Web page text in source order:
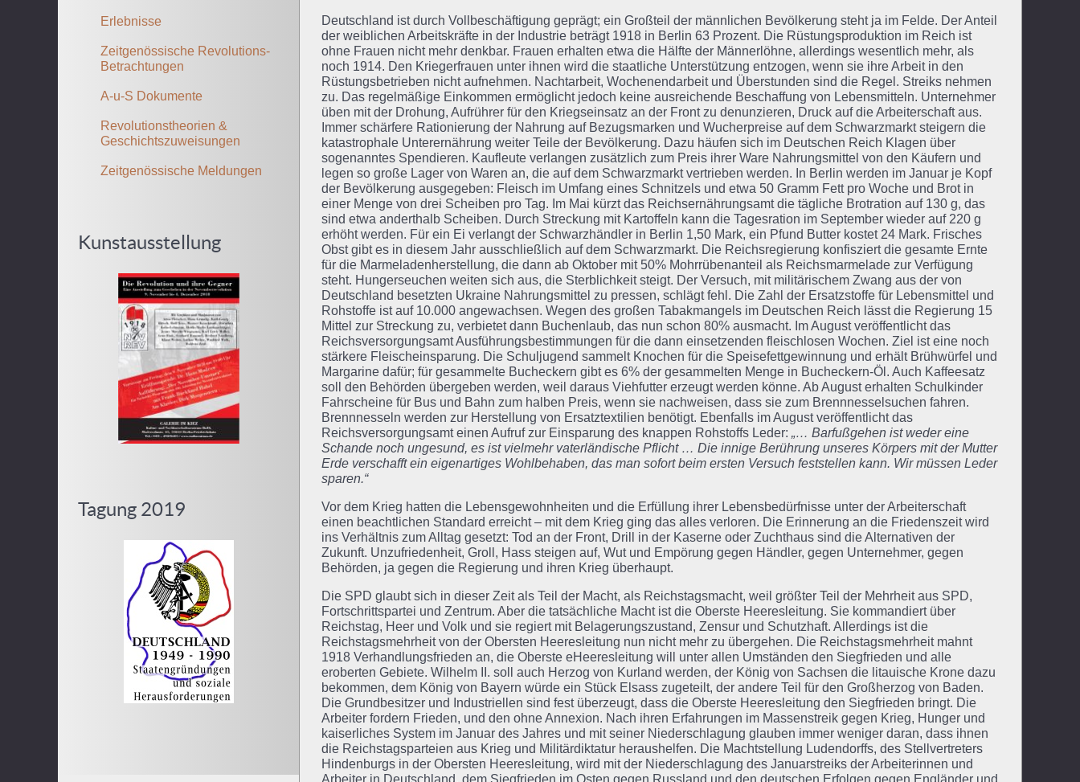
Erlebnisse
Zeitgenössische Revolutions-
Betrachtungen
A-u-S Dokumente
Revolutionstheorien &
Geschichtszuweisungen
Zeitgenössische Meldungen
Kunstausstellung
Tagung 2019
Deutschland ist durch Vollbeschäftigung geprägt; ein Großteil der männlichen Bevölkerung steht ja im Felde. Der Anteil
der weiblichen Arbeitskräfte in der Industrie beträgt 1918 in Berlin 63 Prozent. Die Rüstungsproduktion im Reich ist
ohne Frauen nicht mehr denkbar. Frauen erhalten etwa die Hälfte der Männerlöhne, allerdings wesentlich mehr, als
noch 1914. Den Kriegerfrauen unter ihnen wird die staatliche Unterstützung entzogen, wenn sie ihre Arbeit in den
Rüstungsbetrieben nicht aufnehmen. Nachtarbeit, Wochenendarbeit und Überstunden sind die Regel. Streiks nehmen
zu. Das regelmäßige Einkommen ermöglicht jedoch keine ausreichende Beschaffung von Lebensmitteln. Unternehmer
üben mit der Drohung, Aufrührer für den Kriegseinsatz an der Front zu denunzieren, Druck auf die Arbeiterschaft aus.
Immer schärfere Rationierung der Nahrung auf Bezugsmarken und Wucherpreise auf dem Schwarzmarkt steigern die
katastrophale Unterernährung weiter Teile der Bevölkerung. Dazu häufen sich im Deutschen Reich Klagen über
sogenanntes Spendieren. Kaufleute verlangen zusätzlich zum Preis ihrer Ware Nahrungsmittel von den Käufern und
legen so große Lager von Waren an, die auf dem Schwarzmarkt vertrieben werden. In Berlin werden im Januar je Kopf
der Bevölkerung ausgegeben: Fleisch im Umfang eines Schnitzels und etwa 50 Gramm Fett pro Woche und Brot in
einer Menge von drei Scheiben pro Tag. Im Mai kürzt das Reichsernährungsamt die tägliche Brotration auf 130 g, das
sind etwa anderthalb Scheiben. Durch Streckung mit Kartoffeln kann die Tagesration im September wieder auf 220 g
erhöht werden. Für ein Ei verlangt der Schwarzhändler in Berlin 1,50 Mark, ein Pfund Butter kostet 24 Mark. Frisches
Obst gibt es in diesem Jahr ausschließlich auf dem Schwarzmarkt. Die Reichsregierung konfisziert die gesamte Ernte
für die Marmeladenherstellung, die dann ab Oktober mit 50% Mohrrübenanteil als Reichsmarmelade zur Verfügung
steht. Hungerseuchen weiten sich aus, die Sterblichkeit steigt. Der Versuch, mit militärischem Zwang aus der von
Deutschland besetzten Ukraine Nahrungsmittel zu pressen, schlägt fehl. Die Zahl der Ersatzstoffe für Lebensmittel und
Rohstoffe ist auf 10.000 angewachsen. Wegen des großen Tabakmangels im Deutschen Reich lässt die Regierung 15
Mittel zur Streckung zu, verbietet dann Buchenlaub, das nun schon 80% ausmacht. Im August veröffentlicht das
Reichsversorgungsamt Ausführungsbestimmungen für die dann einsetzenden fleischlosen Wochen. Ziel ist eine noch
stärkere Fleischeinsparung. Die Schuljugend sammelt Knochen für die Speisefettgewinnung und erhält Brühwürfel und
Margarine dafür; für gesammelte Bucheckern gibt es 6% der gesammelten Menge in Bucheckern-Öl. Auch Kaffeesatz
soll den Behörden übergeben werden, weil daraus Viehfutter erzeugt werden könne. Ab August erhalten Schulkinder
Fahrscheine für Bus und Bahn zum halben Preis, wenn sie nachweisen, dass sie zum Brennnesselsuchen fahren.
Brennnesseln werden zur Herstellung von Ersatztextilien benötigt. Ebenfalls im August veröffentlicht das
Reichsversorgungsamt einen Aufruf zur Einsparung des knappen Rohstoffs Leder: „… Barfußgehen ist weder eine
Schande noch ungesund, es ist vielmehr vaterländische Pflicht … Die innige Berührung unseres Körpers mit der Mutter
Erde verschafft ein eigenartiges Wohlbehaben, das man sofort beim ersten Versuch feststellen kann. Wir müssen Leder
sparen.“
Vor dem Krieg hatten die Lebensgewohnheiten und die Erfüllung ihrer Lebensbedürfnisse unter der Arbeiterschaft
einen beachtlichen Standard erreicht – mit dem Krieg ging das alles verloren. Die Erinnerung an die Friedenszeit wird
ins Verhältnis zum Alltag gesetzt: Tod an der Front, Drill in der Kaserne oder Zuchthaus sind die Alternativen der
Zukunft. Unzufriedenheit, Groll, Hass steigen auf, Wut und Empörung gegen Händler, gegen Unternehmer, gegen
Behörden, ja gegen die Regierung und ihren Krieg überhaupt.
Die SPD glaubt sich in dieser Zeit als Teil der Macht, als Reichstagsmacht, weil größter Teil der Mehrheit aus SPD,
Fortschrittspartei und Zentrum. Aber die tatsächliche Macht ist die Oberste Heeresleitung. Sie kommandiert über
Reichstag, Heer und Volk und sie regiert mit Belagerungszustand, Zensur und Schutzhaft. Allerdings ist die
Reichstagsmehrheit von der Obersten Heeresleitung nun nicht mehr zu übergehen. Die Reichstagsmehrheit mahnt
1918 Verhandlungsfrieden an, die Oberste eHeeresleitung will unter allen Umständen den Siegfrieden und alle
eroberten Gebiete. Wilhelm II. soll auch Herzog von Kurland werden, der König von Sachsen die litauische Krone dazu
bekommen, dem König von Bayern würde ein Stück Elsass zugeteilt, der andere Teil für den Großherzog von Baden.
Die Grundbesitzer und Industriellen sind fest überzeugt, dass die Oberste Heeresleitung den Siegfrieden bringt. Die
Arbeiter fordern Frieden, und den ohne Annexion. Nach ihren Erfahrungen im Massenstreik gegen Krieg, Hunger und
kaiserliches System im Januar des Jahres und mit seiner Niederschlagung glauben immer weniger daran, dass ihnen
die Reichstagsparteien aus Krieg und Militärdiktatur heraushelfen. Die Machtstellung Ludendorffs, des Stellvertreters
Hindenburgs in der Obersten Heeresleitung, wird mit der Niederschlagung des Januarstreiks der Arbeiterinnen und
Arbeiter in Deutschland, dem Siegfrieden im Osten gegen Russland und den deutschen Erfolgen gegen Engländer und